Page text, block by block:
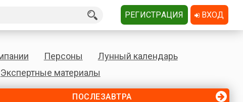
Персоны
Лунный календарь
Экспертные материалы
ПОСЛЕЗАВТРА
РЕГИСТРАЦИЯ ВХОД